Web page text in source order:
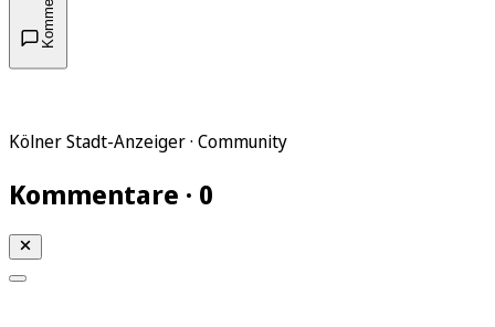
Kölner Stadt-Anzeiger · Community
Kommentare · 0